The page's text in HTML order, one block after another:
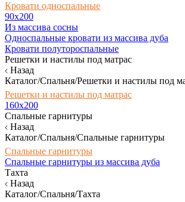
Кровати односпальные
90х200
Из массива сосны
Односпальные кровати из массива дуба
Кровати полутороспальные
Решетки и настилы под матрас
Назад
Каталог/Спальня/Решетки и настилы под
Решетки и настилы под матрас
160х200
Спальные гарнитуры
Назад
Каталог/Спальня/Спальные гарнитуры
Спальные гарнитуры
Спальные гарнитуры из массива дуба
Тахта
Назад
Каталог/Спальня/Тахта